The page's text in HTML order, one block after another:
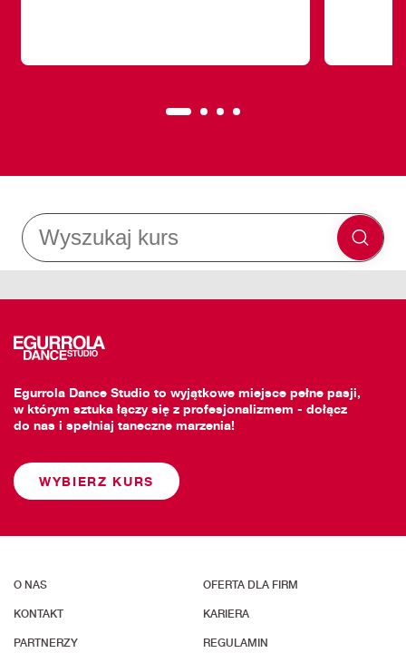
Egurrola Dance Studio to wyjątkowe miejsce pełne pasji,
w którym sztuka łączy się z profesjonalizmem - dołącz
do nas i spełniaj taneczne marzenia!
WYBIERZ KURS
O NAS OFERTA DLA FIRM
KONTAKT KARIERA
PARTNERZY REGULAMIN